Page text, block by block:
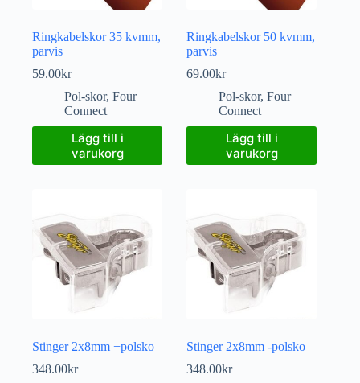
Ringkabelskor 35 kvmm,
parvis
59.00kr
Pol-skor, Four
Connect
Lägg till i
varukorg
Ringkabelskor 50 kvmm,
parvis
69.00kr
Pol-skor,Four
Connect
Lägg till i
varukorg
Stinger 2x8mm +polsko
348.00kr
Stinger 2x8mm -polsko
348.00kr